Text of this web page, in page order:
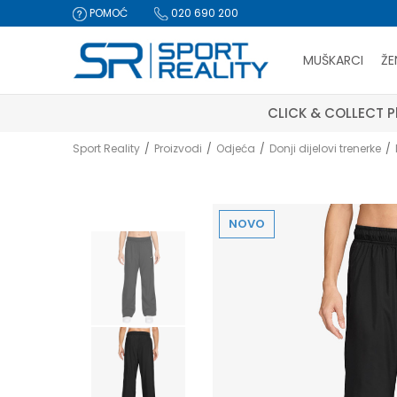
POMOĆ 020 690 200
MUŠKARCI
CLICK &
Sport Reality Proizvodi Odjeća Donji dijelovi trenerke
NOVO